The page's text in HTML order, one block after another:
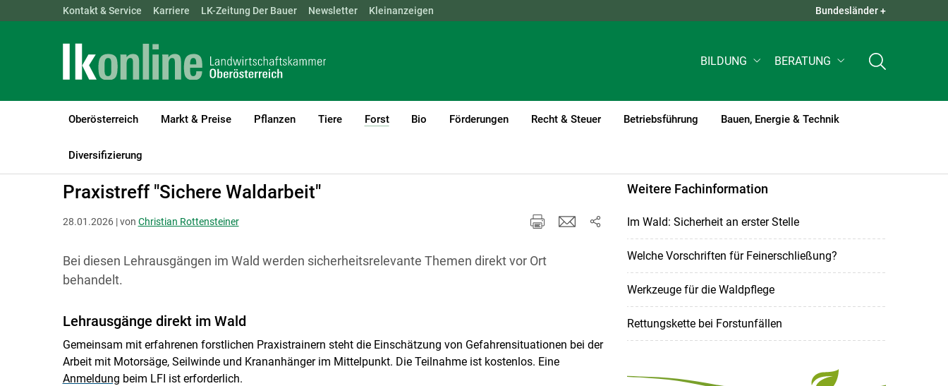
Landwirtschaftskammern: ÖSTERREICH BGLD KTN NÖ OÖ SBG STMK QUICK LINKS +
Kontakt & Service Karriere LK-Zeitung Der Bauer Newsletter Kleinanzeigen Bundesländer +
BILDUNG BERATUNG
Oberösterreich Markt & Preise Pflanzen Tiere Forst
(current)1
Bio Förderungen Recht & Steuer Betriebsführung Bauen, Energie & Technik
Diversifizierung
LK Oberösterreich Forst
Praxistreff "Sichere Waldarbeit"
28.01.2026 | von Christian Rottensteiner
Bei diesen Lehrausgängen im Wald werden sicherheitsrelevante Themen direkt vor Ort
behandelt.
Lehrausgänge direkt im Wald
Gemeinsam mit erfahrenen forstlichen Praxistrainern steht die Einschätzung von Gefahrensituationen bei der
Arbeit mit Motorsäge, Seilwinde und Krananhänger im Mittelpunkt. Die Teilnahme ist kostenlos. Eine
Anmeldung beim LFI ist erforderlich.
Weitere Fachinformation
Im Wald: Sicherheit an erster Stelle
Welche Vorschriften für Feinerschließung?
Werkzeuge für die Waldpflege
Rettungskette bei Forstunfällen